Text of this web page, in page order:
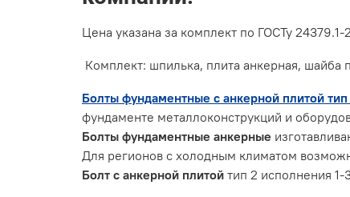
Цена указана за комплект по ГОСТу
Комплект: шпилька, плита анкерная, шайба
Болты фундаментные с анкерной плитой тип
фундаменте металлоконструкций и
Болты фундаментные анкерные
Для регионов с холодным климатом
Болт с анкерной плитой тип 2 исполнения 1-